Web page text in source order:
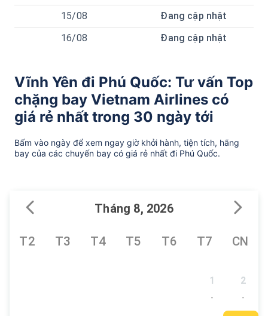
15/08
Đang cập nhật
16/08
Đang cập nhật
Vĩnh Yên đi Phú Quốc: Tư vấn Top
chặng bay Vietnam Airlines có
giá rẻ nhất trong 30 ngày tới
Bấm vào ngày để xem ngay giờ khởi hành, tiện tích, hãng
bay của các chuyến bay có giá rẻ nhất đi Phú Quốc.
Tháng 8, 2026
T2 T3 T4 T5 T6 T7 CN
1
-
2
-